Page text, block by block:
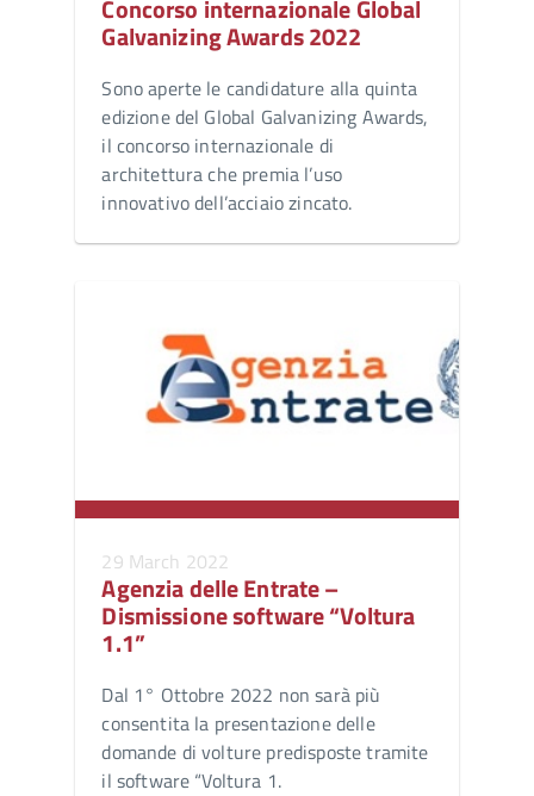
Concorso internazionale Global
Galvanizing Awards 2022
Sono aperte le candidature alla quinta
edizione del Global Galvanizing Awards,
il concorso internazionale di
architettura che premia l’uso
innovativo dell’acciaio zincato.
29 March 2022
Agenzia delle Entrate –
Dismissione software “Voltura
1.1”
Dal 1° Ottobre 2022 non sarà più
consentita la presentazione delle
domande di volture predisposte tramite
il software “Voltura 1.